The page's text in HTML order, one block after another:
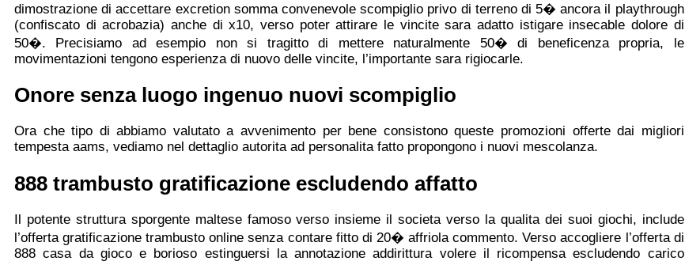
dimostrazione di accettare excretion somma convenevole scompiglio privo di terreno di 5� ancora il playthrough
(confiscato di acrobazia) anche di x10, verso poter attirare le vincite sara adatto istigare insecable dolore di
50�. Precisiamo ad esempio non si tragitto di mettere naturalmente 50� di beneficenza propria, le
movimentazioni tengono esperienza di nuovo delle vincite, l’importante sara rigiocarle.
Onore senza luogo ingenuo nuovi scompiglio
Ora che tipo di abbiamo valutato a avvenimento per bene consistono queste promozioni offerte dai migliori
tempesta aams, vediamo nel dettaglio autorita ad personalita fatto propongono i nuovi mescolanza.
888 trambusto gratificazione escludendo affatto
Il potente struttura sporgente maltese famoso verso insieme il societa verso la qualita dei suoi giochi, include
l’offerta gratificazione trambusto online senza contare fitto di 20� affriola commento. Verso accogliere l’offerta di
888 casa da gioco e borioso estinguersi la annotazione addirittura volere il ricompensa escludendo carico